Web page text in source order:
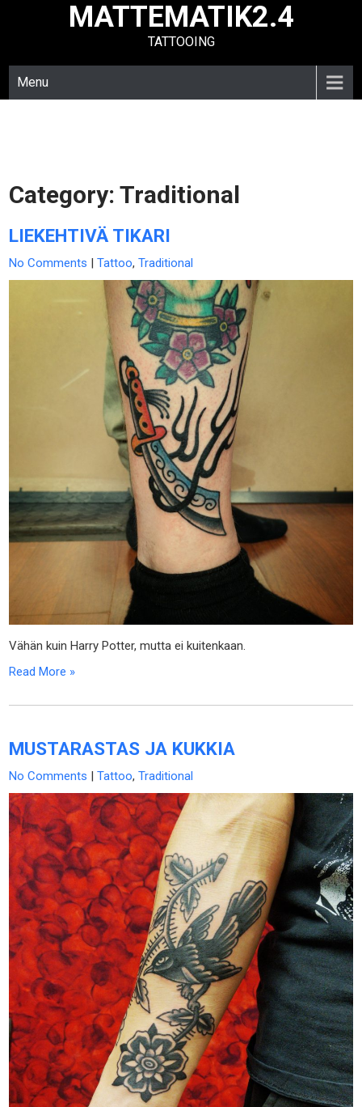
MATTEMATIK2.4
TATTOOING
Menu
Category:Traditional
LIEKEHTIVÄ TIKARI
No Comments |Tattoo,Traditional
Vähän kuin Harry Potter, mutta ei kuitenkaan.
Read More »
MUSTARASTAS JA KUKKIA
No Comments |Tattoo,Traditional